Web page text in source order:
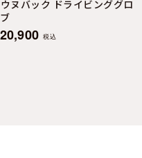
ヌバック ドライビンググロ
20,900 税込